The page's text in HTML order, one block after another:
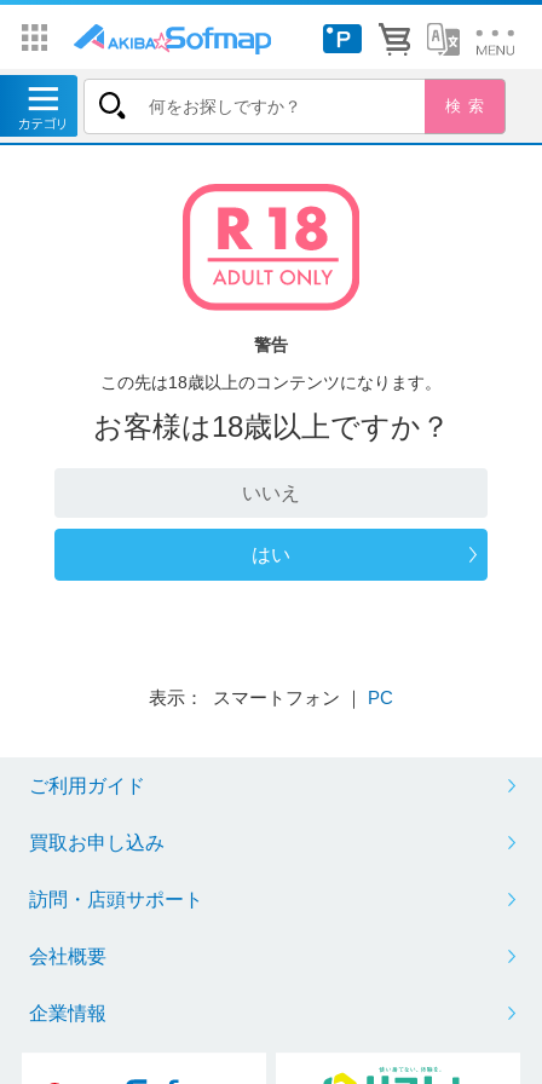
警告
この先は18歳以上のコンテンツになります。
お客様は18歳以上ですか？
いいえ
はい
表示： スマートフォン ｜ PC
ご利用ガイド
買取お申し込み
訪問・店頭サポート
会社概要
企業情報